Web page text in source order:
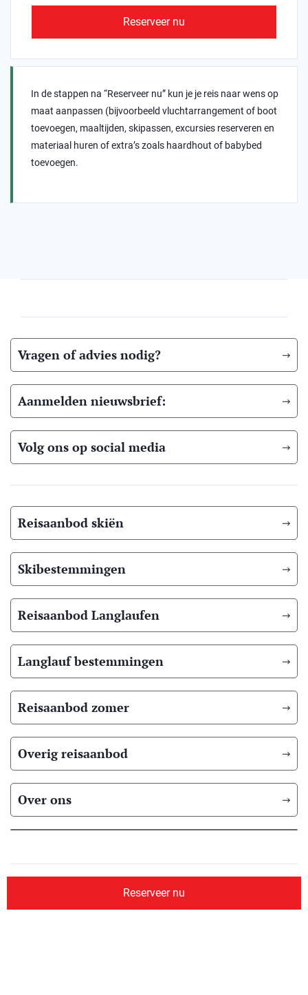
Reserveer nu
In de stappen na “Reserveer nu” kun je je reis naar wens op
maat aanpassen (bijvoorbeeld vluchtarrangement of boot
toevoegen, maaltijden, skipassen, excursies reserveren en
materiaal huren of extra’s zoals haardhout of babybed
toevoegen.
Reserveer nu
Vragen of advies nodig?
Aanmelden nieuwsbrief:
Volg ons op social media
Reisaanbod skiën
Skibestemmingen
Reisaanbod Langlaufen
Langlauf bestemmingen
Reisaanbod zomer
Overig reisaanbod
Over ons
© 2026 Scandic Booking
Algemene voorwaarden
Privacyverklaring